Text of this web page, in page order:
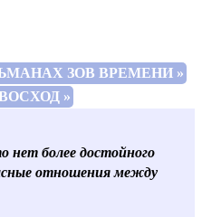
ЗОВ ВРЕМЕНИ »
»
нет более достойного
отношения между